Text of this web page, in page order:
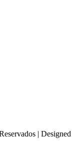
| Designed